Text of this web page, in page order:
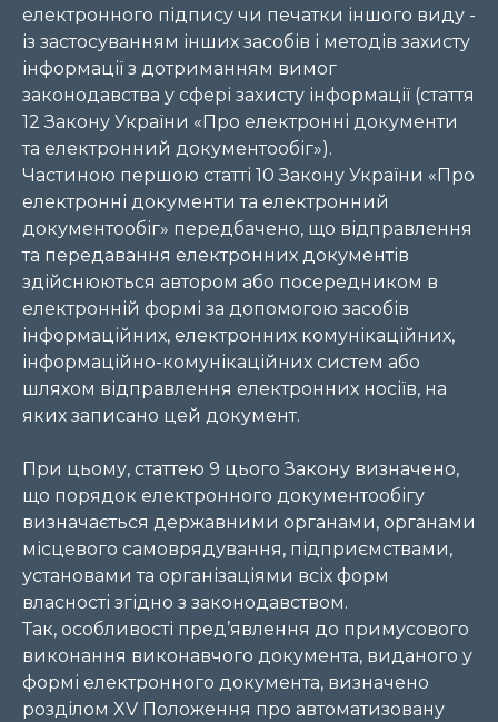
електронного підпису чи печатки іншого виду -
із застосуванням інших засобів і методів захисту
інформації з дотриманням вимог
законодавства у сфері захисту інформації (стаття
12 Закону України «Про електронні документи
та електронний документообіг»).
Частиною першою статті 10 Закону України «Про
електронні документи та електронний
документообіг» передбачено, що відправлення
та передавання електронних документів
здійснюються автором або посередником в
електронній формі за допомогою засобів
інформаційних, електронних комунікаційних,
інформаційно-комунікаційних систем або
шляхом відправлення електронних носіїв, на
яких записано цей документ.
При цьому, статтею 9 цього Закону визначено,
що порядок електронного документообігу
визначається державними органами, органами
місцевого самоврядування, підприємствами,
установами та організаціями всіх форм
власності згідно з законодавством.
Так, особливості пред’явлення до примусового
виконання виконавчого документа, виданого у
формі електронного документа, визначено
розділом XV Положення про автоматизовану